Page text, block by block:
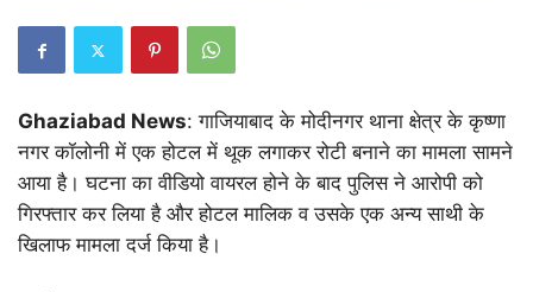
Ghaziabad News: गाजियाबाद के मोदीनगर थाना क्षेत्र के कृष्णा
नगर कॉलोनी में एक होटल में थूक लगाकर रोटी बनाने का मामला सामने
आया है। घटना का वीडियो वायरल होने के बाद पुलिस ने आरोपी को
गिरफ्तार कर लिया है और होटल मालिक व उसके एक अन्य साथी के
खिलाफ मामला दर्ज किया है।